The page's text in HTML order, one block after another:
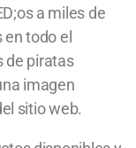
a miles de
todo el
de piratas
imagen
sitio web.